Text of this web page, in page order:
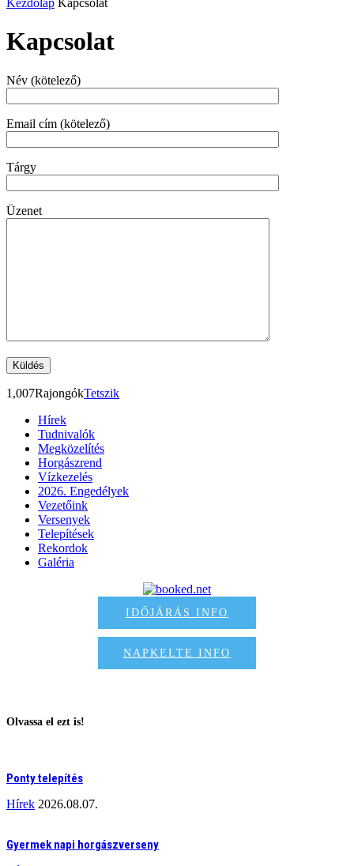
Kezdőlap Kapcsolat
Kapcsolat
Név (kötelező)
Email cím (kötelező)
Tárgy
Üzenet
1,007RajongókTetszik
Hírek
Tudnivalók
Megközelítés
Horgászrend
Vízkezelés
2026. Engedélyek
Vezetőink
Versenyek
Telepítések
Rekordok
Galéria
IDŐJÁRÁS INFO
NAPKELTE INFO
Olvassa el ezt is!
Ponty telepítés
Hírek 2026.08.07.
Gyermek napi horgászverseny